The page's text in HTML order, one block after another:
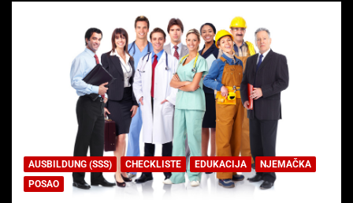
AUSBILDUNG (SSS) CHECKLISTE EDUKACIJA
NJEMAČKA
POSAO